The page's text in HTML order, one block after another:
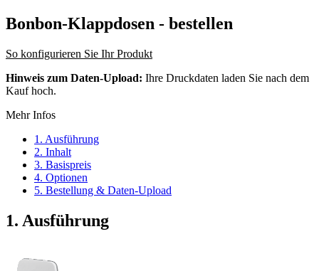
Bonbon-Klappdosen - bestellen
So konfigurieren Sie Ihr Produkt
Hinweis zum Daten-Upload: Ihre Druckdaten laden Sie nach dem
Kauf hoch.
Mehr Infos
1. Ausführung
2. Inhalt
3. Basispreis
4. Optionen
5. Bestellung & Daten-Upload
1. Ausführung